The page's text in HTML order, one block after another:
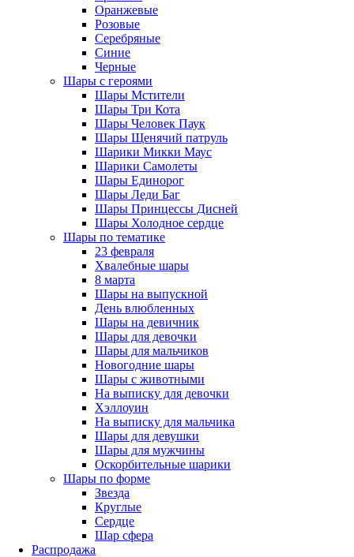
Оранжевые
Розовые
Серебряные
Синие
Черные
Шары с героями
Шары Мстители
Шары Три Кота
Шары Человек Паук
Шары Щенячий патруль
Шарики Микки Маус
Шарики Самолеты
Шары Единорог
Шары Леди Баг
Шары Принцессы Дисней
Шары Холодное сердце
Шары по тематике
23 февраля
Хвалебные шары
8 марта
Шары на выпускной
День влюбленных
Шары на девичник
Шары для девочки
Шары для мальчиков
Новогодние шары
Шары с животными
На выписку для девочки
Хэллоуин
На выписку для мальчика
Шары для девушки
Шары для мужчины
Оскорбительные шарики
Шары по форме
Звезда
Круглые
Сердце
Шар сфера
Распродажа